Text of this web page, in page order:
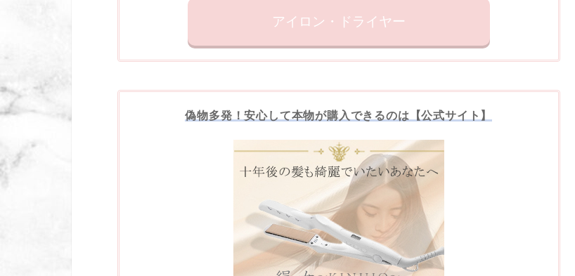
アイロン・ドライヤー
偽物多発！安心して本物が購入できるのは【公式サイト】